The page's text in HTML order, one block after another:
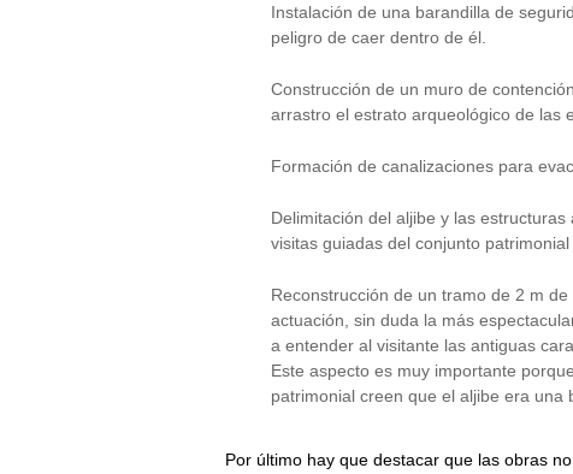
Instalación de una barandilla de
peligro de caer dentro de él.
Construcción de un muro de
arrastro el estrato arqueológico de las
Formación de canalizaciones para
Delimitación del aljibe y las
visitas guiadas del conjunto patrimonial
Reconstrucción de un tramo de 2 m
actuación, sin duda la más
a entender al visitante las antiguas
Este aspecto es muy importante
patrimonial creen que el aljibe era una
Por último hay que destacar que las obras